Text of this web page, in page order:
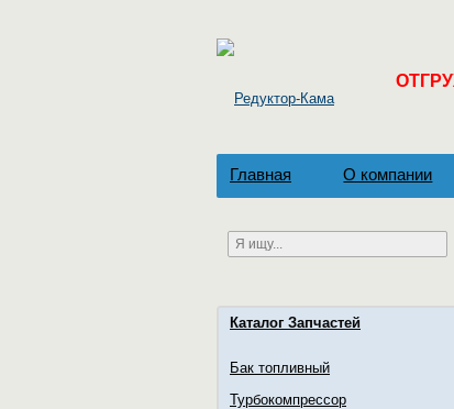
Главная О компании
Каталог Запчастей
Бак топливный
Турбокомпрессор